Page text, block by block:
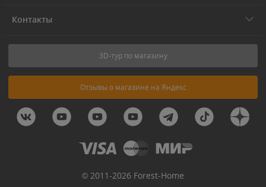
Контакты
3D-тур по магазину
Отзывы о магазине на Яндекс
© 2011-2026 Forest-Home